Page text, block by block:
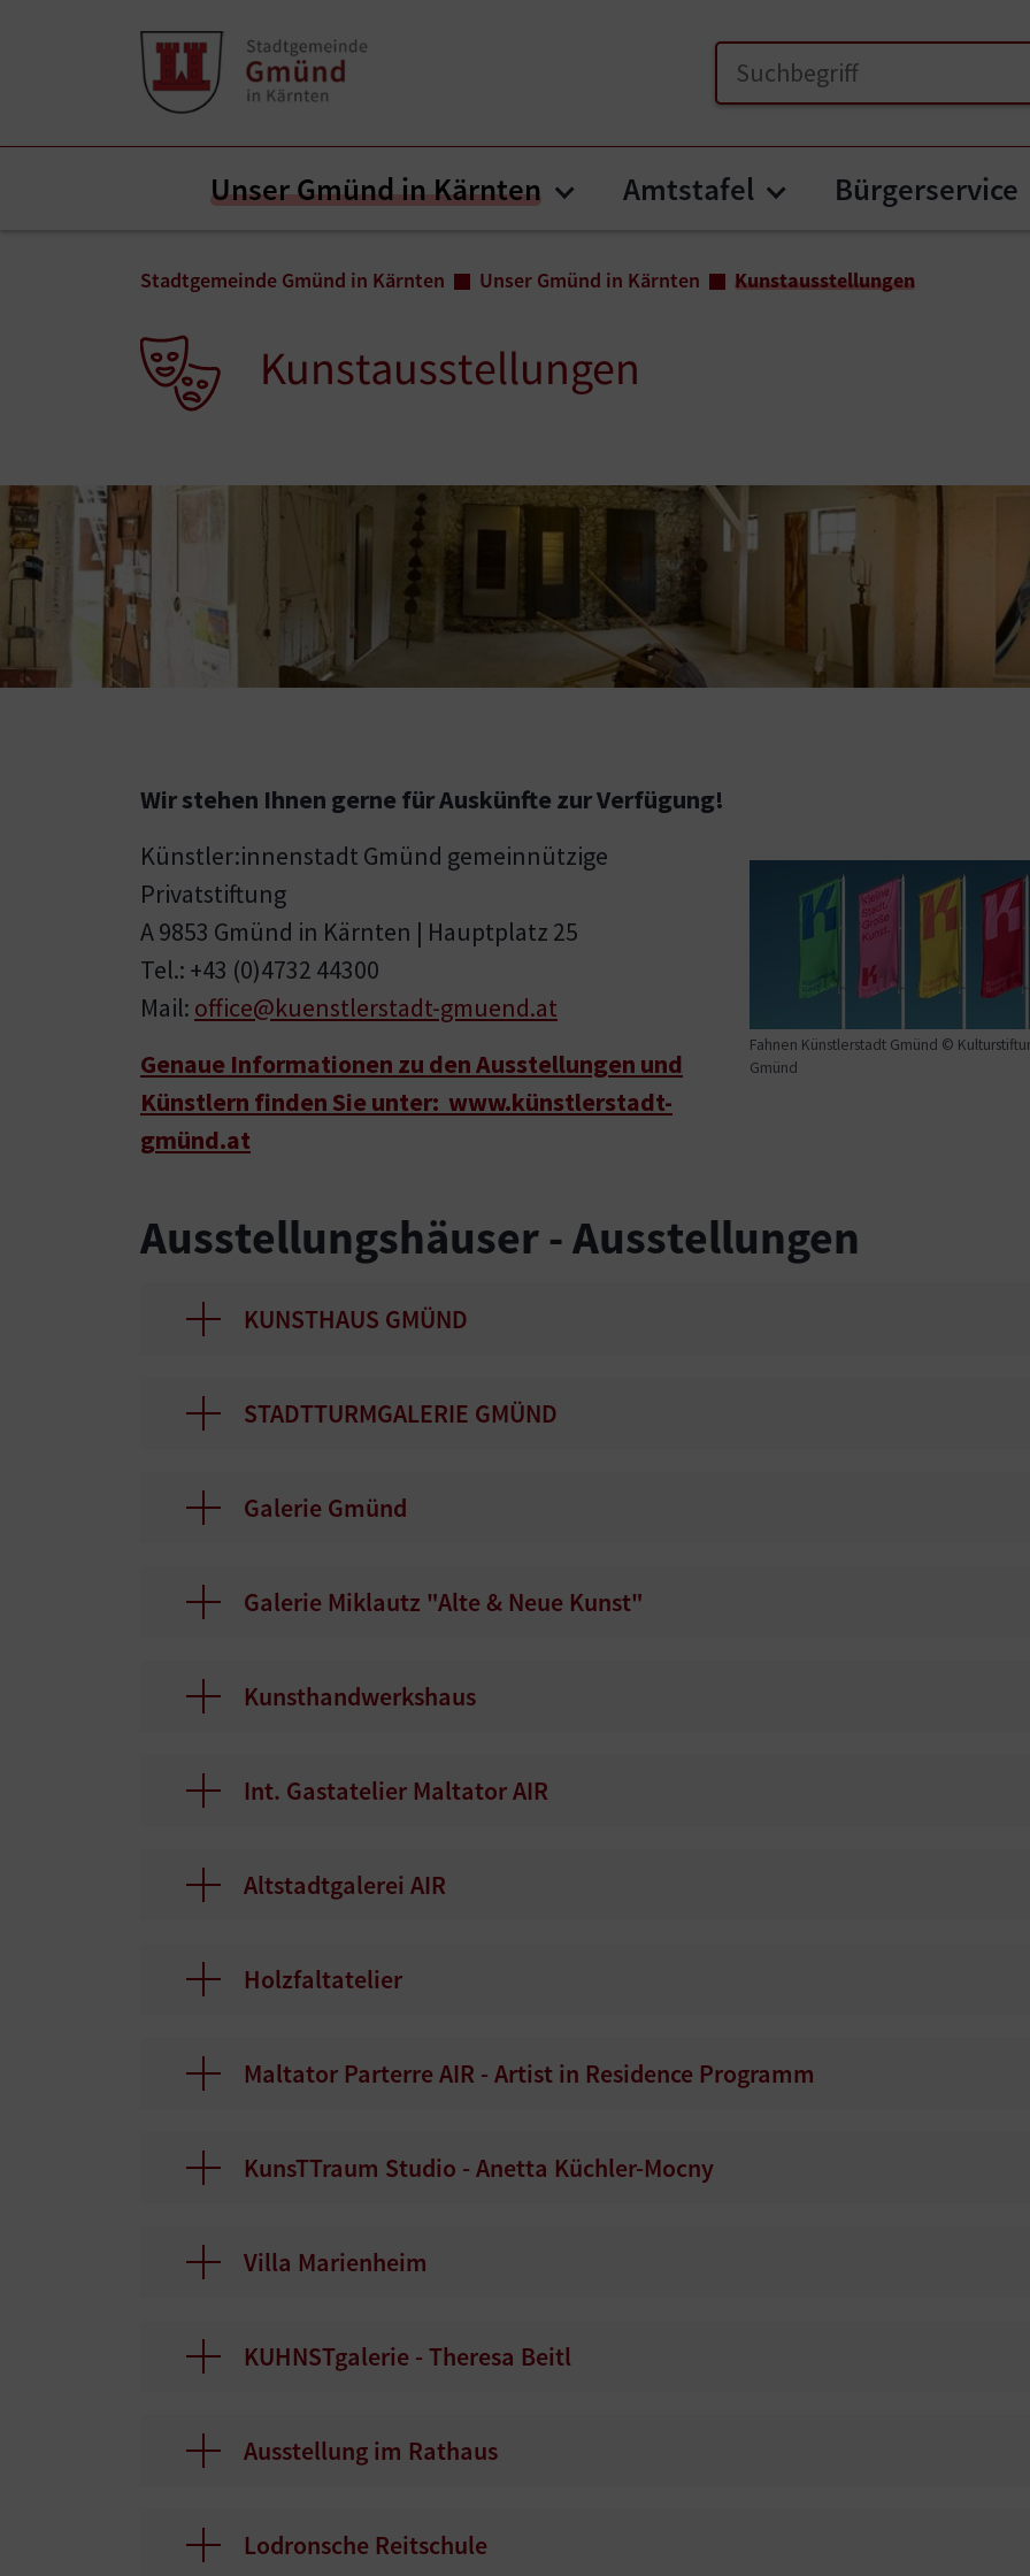
Unser Gmünd in Kärnten Submenu for "Unser Gmünd in
Amtstafel Submenu for
Bürgerservice
Stadtgemeinde Gmünd in Kärnten Unser Gmünd in Kärnten Kunstausstellungen
Kunstausstellungen
Fahnen Künstlerstadt Gmünd ©
Gmünd
Wir stehen Ihnen gerne für Auskünfte zur Verfügung!
Künstler:innenstadt Gmünd gemeinnützige
Privatstiftung
A 9853 Gmünd in Kärnten | Hauptplatz 25
Tel.: +43 (0)4732 44300
Mail: office@kuenstlerstadt-gmuend.at
Genaue Informationen zu den Ausstellungen und
Künstlern finden Sie unter: www.künstlerstadt-
gmünd.at
Ausstellungshäuser - Ausstellungen
KUNSTHAUS GMÜND
STADTTURMGALERIE GMÜND
Galerie Gmünd
Galerie Miklautz "Alte & Neue Kunst"
Kunsthandwerkshaus
Int. Gastatelier Maltator AIR
Altstadtgalerei AIR
Holzfaltatelier
Maltator Parterre AIR - Artist in Residence Programm
KunsTTraum Studio - Anetta Küchler-Mocny
Villa Marienheim
KUHNSTgalerie - Theresa Beitl
Ausstellung im Rathaus
Lodronsche Reitschule